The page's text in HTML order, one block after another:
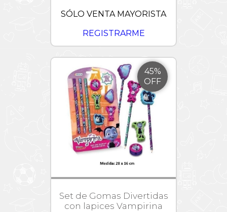
SÓLO VENTA MAYORISTA
REGISTRARME
45%
OFF
Set de Gomas Divertidas
con lapices Vampirina